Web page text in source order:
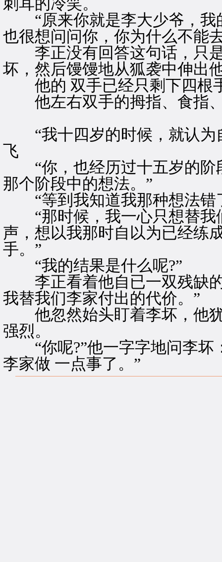
刺耳的冷笑。
“原来你就是李大少爷，我
也很想问问你，你为什么不能
李正没有回答这句话，只是
坏，然后馒馒地从狐袭中伸出
他的 双手已经只剩下四根
他左右双手的拇指、食指、
“我十四岁的时候，就认为
飞
“你，也经历过十五岁的阶
那个阶段中的想法。”
“等到我知道我那种想法错
“那时候，我一心只想替我
声，想以我那时自以为已经练
手。”
“我的结果是什么呢?”
李正看着他自已一双残缺的
我替我们李家付出的代价。”
他忽然始头盯着李坏，他犹
强烈。
“你呢?”他一字字地问李坏
李家做 一点事了。”